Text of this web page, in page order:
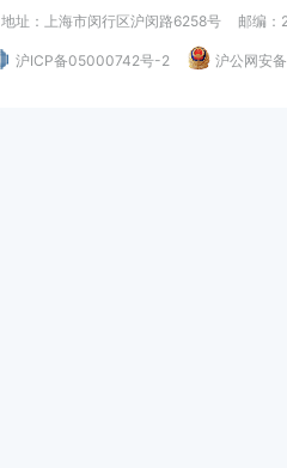
地址：上海市闵行区沪闵路6258号 邮编：
沪ICP备05000742号-2 沪公网安